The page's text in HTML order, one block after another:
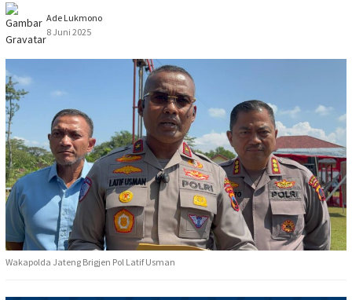
Ade Lukmono
8 Juni 2025
Wakapolda Jateng Brigjen Pol Latif Usman